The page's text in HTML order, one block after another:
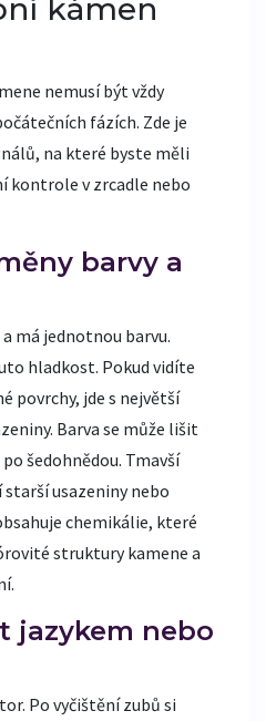
kámen
nemusí být vždy
fázích. Zde je
na které byste měli
kontrole v zrcadle nebo
barvy a
má jednotnou barvu.
hladkost. Pokud vidíte
povrchy, jde s největší
Barva se může lišit
šedohnědou. Tmavší
usazeniny nebo
chemikálie, které
struktury kamene a
jazykem nebo
Po vyčištění zubů si